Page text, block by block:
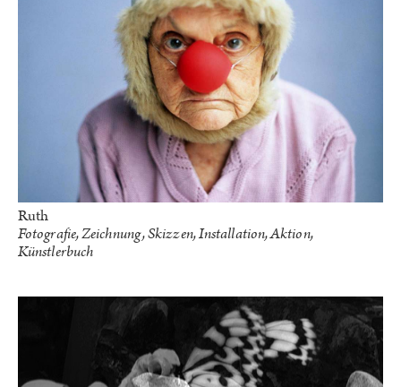
Ruth
Fotografie, Zeichnung, Skizzen, Installation, Aktion,
Künstlerbuch